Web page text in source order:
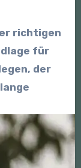
für
der